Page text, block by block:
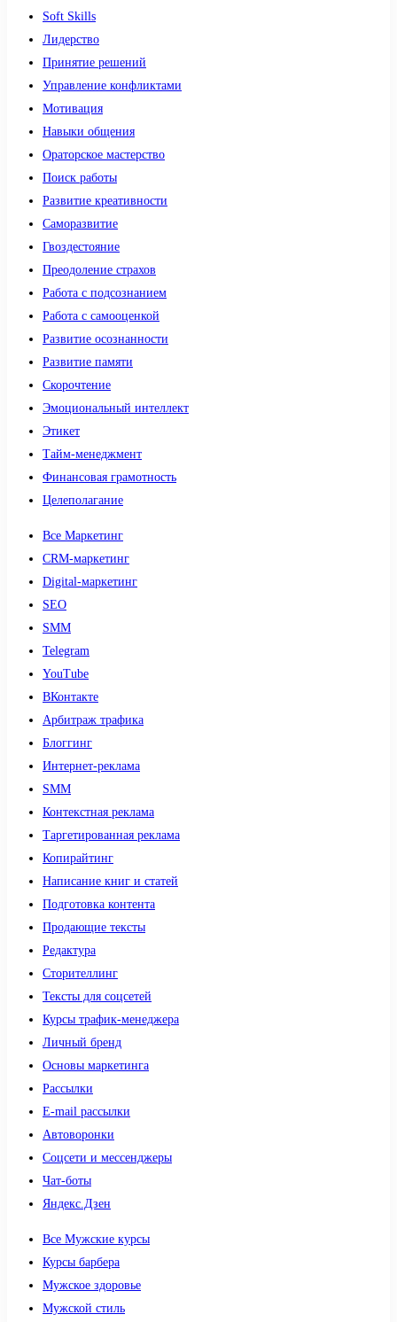
Soft Skills
Лидерство
Принятие решений
Управление конфликтами
Мотивация
Навыки общения
Ораторское мастерство
Поиск работы
Развитие креативности
Саморазвитие
Гвоздестояние
Преодоление страхов
Работа с подсознанием
Работа с самооценкой
Развитие осознанности
Развитие памяти
Скорочтение
Эмоциональный интеллект
Этикет
Тайм-менеджмент
Финансовая грамотность
Целеполагание
Все Маркетинг
CRM-маркетинг
Digital-маркетинг
SEO
SMM
Telegram
YouTube
ВКонтакте
Арбитраж трафика
Блоггинг
Интернет-реклама
SMM
Контекстная реклама
Таргетированная реклама
Копирайтинг
Написание книг и статей
Подготовка контента
Продающие тексты
Редактура
Сторителлинг
Тексты для соцсетей
Курсы трафик-менеджера
Личный бренд
Основы маркетинга
Рассылки
E-mail рассылки
Автоворонки
Соцсети и мессенджеры
Чат-боты
Яндекс.Дзен
Все Мужские курсы
Курсы барбера
Мужское здоровье
Мужской стиль